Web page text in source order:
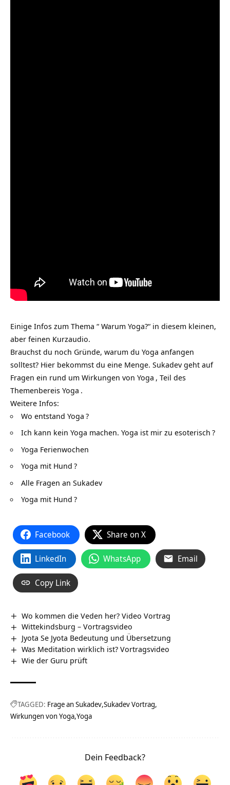
Einige Infos zum Thema “ Warum Yoga?“ in diesem kleinen,
aber feinen Kurzaudio.
Brauchst du noch Gründe, warum du Yoga anfangen
solltest? Hier bekommst du eine Menge. Sukadev geht auf
Fragen ein rund um Wirkungen von Yoga , Teil des
Themenbereis Yoga .
Weitere Infos:
Wo entstand Yoga ?
Ich kann kein Yoga machen. Yoga ist mir zu esoterisch ?
Yoga Ferienwochen
Yoga mit Hund ?
Alle Fragen an Sukadev
Yoga mit Hund ?
Facebook Share on X
LinkedIn WhatsApp Email
Copy Link
Wo kommen die Veden her? Video Vortrag
Wittekindsburg‏‎ – Vortragsvideo
Jyota Se Jyota Bedeutung und Übersetzung
Was Meditation wirklich ist? Vortragsvideo
Wie der Guru prüft
TAGGED: Frage an Sukadev Sukadev Vortrag
Wirkungen von Yoga Yoga
Dein Feedback?